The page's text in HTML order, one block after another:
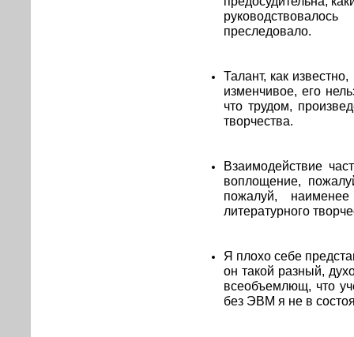
преследовало.
Талант, как
изменчивое, его
что трудом,
творчества.
Взаимодействие
воплощение,
пожалуй,
литературного
Я плохо себе
он такой разный,
всеобъемлющ, что
без ЭВМ я не в